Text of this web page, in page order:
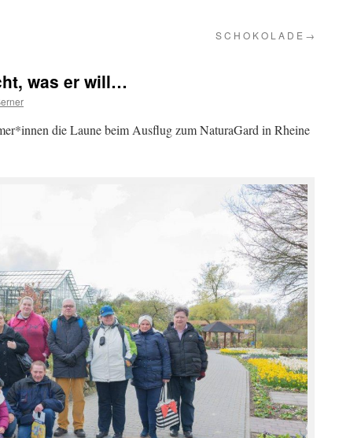
S C H O K O L A D E →
was er will…
die Laune beim Ausflug zum NaturaGard in Rheine